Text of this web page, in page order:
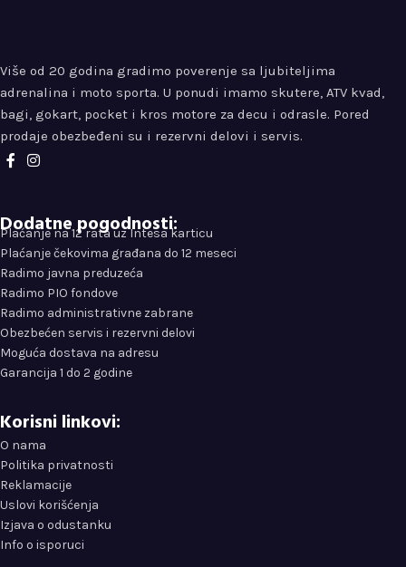
Više od 20 godina gradimo poverenje sa ljubiteljima
adrenalina i moto sporta. U ponudi imamo skutere, ATV kvad,
bagi, gokart, pocket i kros motore za decu i odrasle. Pored
prodaje obezbeđeni su i rezervni delovi i servis.
Dodatne pogodnosti:
Plaćanje na 12 rata uz Intesa karticu
Plaćanje čekovima građana do 12 meseci
Radimo javna preduzeća
Radimo PIO fondove
Radimo administrativne zabrane
Obezbećen servis i rezervni delovi
Moguća dostava na adresu
Garancija 1 do 2 godine
Korisni linkovi:
O nama
Politika privatnosti
Reklamacije
Uslovi korišćenja
Izjava o odustanku
Info o isporuci